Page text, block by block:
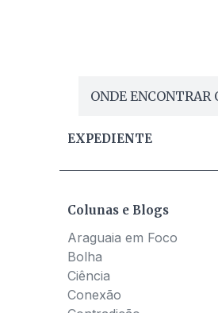
ONDE ENCONTRAR
EXPEDIENTE
Colunas e Blogs
Araguaia em Foco
Bolha
Ciência
Conexão